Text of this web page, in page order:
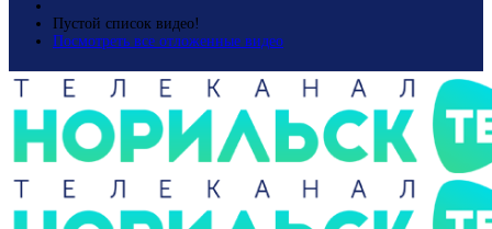
Пустой список видео!
Посмотреть все отложенные видео